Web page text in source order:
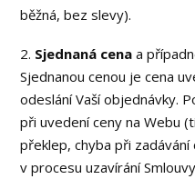
běžná, bez slevy).
2. Sjednaná cena a
Sjednanou cenou je cena
odeslání Vaší objednávky.
při uvedení ceny na Webu
překlep, chyba při
v procesu uzavírání